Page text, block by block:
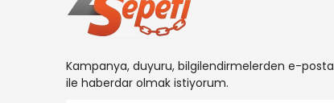
Kampanya, duyuru, bilgilendirmelerden e-posta
ile haberdar olmak istiyorum.